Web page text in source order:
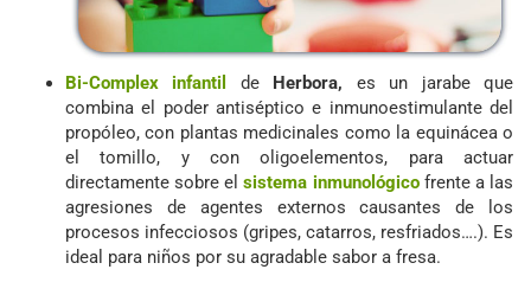
Bi-Complex infantil de Herbora, es un jarabe que
combina el poder antiséptico e inmunoestimulante del
propóleo, con plantas medicinales como la equinácea o
el tomillo, y con oligoelementos, para actuar
directamente sobre elsistema inmunológicofrente a las
agresiones de agentes externos causantes de los
procesos infecciosos (gripes, catarros, resfriados….). Es
ideal para niños por su agradable sabor a fresa.